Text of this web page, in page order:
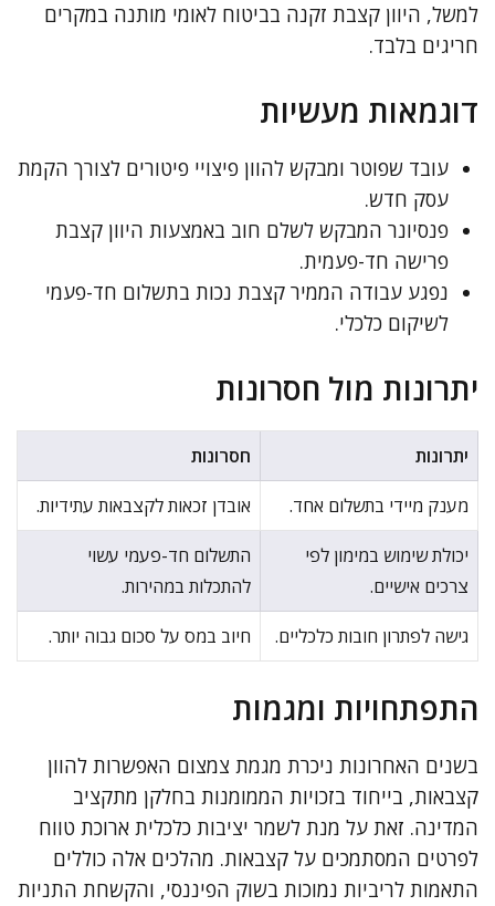
למשל, היוון קצבת זקנה בביטוח לאומי מותנה במקרים
חריגים בלבד.
דוגמאות מעשיות
עובד שפוטר ומבקש להוון פיצויי פיטורים לצורך הקמת
עסק חדש.
פנסיונר המבקש לשלם חוב באמצעות היוון קצבת
פרישה חד-פעמית.
נפגע עבודה הממיר קצבת נכות בתשלום חד-פעמי
לשיקום כלכלי.
יתרונות מול חסרונות
יתרונות חסרונות
מענק מיידי בתשלום אחד. אובדן זכאות לקצבאות עתידיות.
יכולת שימוש במימון לפי
צרכים אישיים.
התשלום חד-פעמי עשוי
להתכלות במהירות.
גישה לפתרון חובות כלכליים. חיוב במס על סכום גבוה יותר.
התפתחויות ומגמות
בשנים האחרונות ניכרת מגמת צמצום האפשרות להוון
קצבאות, בייחוד בזכויות הממומנות בחלקן מתקציב
המדינה. זאת על מנת לשמר יציבות כלכלית ארוכת טווח
לפרטים המסתמכים על קצבאות. מהלכים אלה כוללים
התאמות לריביות נמוכות בשוק הפיננסי, והקשחת התניות